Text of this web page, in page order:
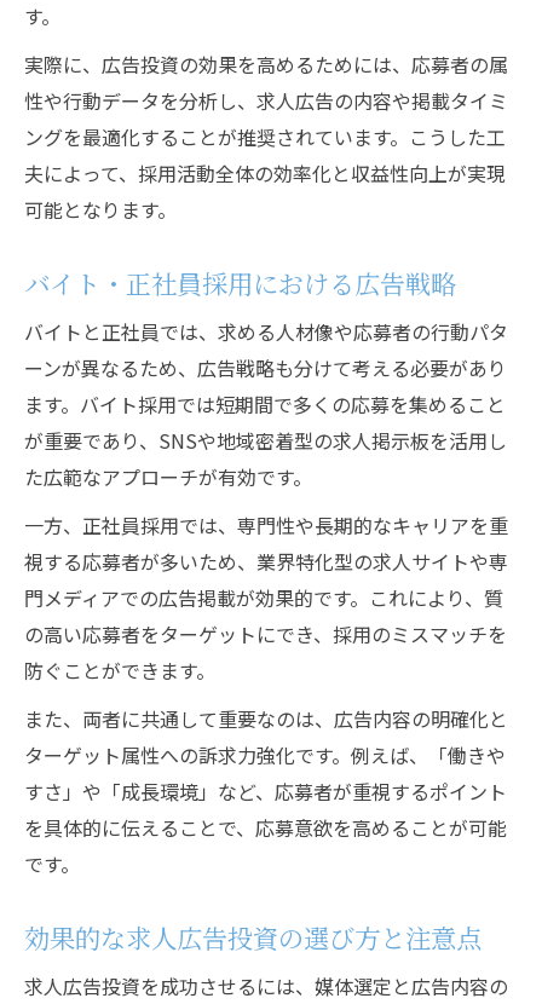
す。
実際に、広告投資の効果を高めるためには、応募者の属
性や行動データを分析し、求人広告の内容や掲載タイミ
ングを最適化することが推奨されています。こうした工
夫によって、採用活動全体の効率化と収益性向上が実現
可能となります。
バイト・正社員採用における広告戦略
バイトと正社員では、求める人材像や応募者の行動パタ
ーンが異なるため、広告戦略も分けて考える必要があり
ます。バイト採用では短期間で多くの応募を集めること
が重要であり、SNSや地域密着型の求人掲示板を活用し
た広範なアプローチが有効です。
一方、正社員採用では、専門性や長期的なキャリアを重
視する応募者が多いため、業界特化型の求人サイトや専
門メディアでの広告掲載が効果的です。これにより、質
の高い応募者をターゲットにでき、採用のミスマッチを
防ぐことができます。
また、両者に共通して重要なのは、広告内容の明確化と
ターゲット属性への訴求力強化です。例えば、「働きや
すさ」や「成長環境」など、応募者が重視するポイント
を具体的に伝えることで、応募意欲を高めることが可能
です。
効果的な求人広告投資の選び方と注意点
求人広告投資を成功させるには、媒体選定と広告内容の